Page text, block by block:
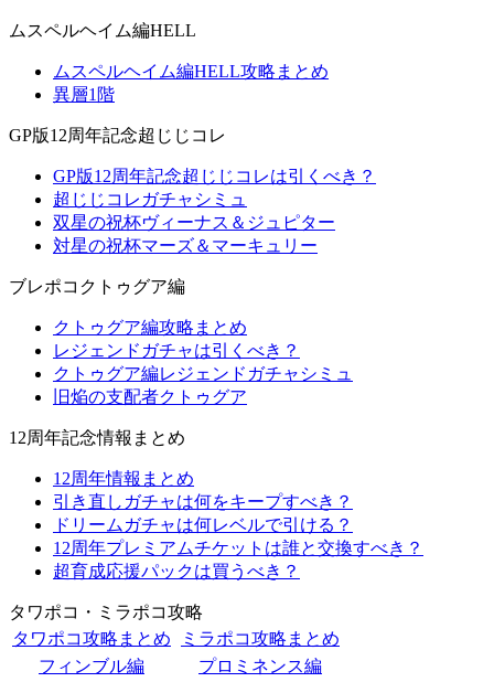
ムスペルヘイム編HELL
ムスペルヘイム編HELL攻略まとめ
異層1階
GP版12周年記念超じじコレ
GP版12周年記念超じじコレは引くべき？
超じじコレガチャシミュ
双星の祝杯ヴィーナス＆ジュピター
対星の祝杯マーズ＆マーキュリー
ブレポコクトゥグア編
クトゥグア編攻略まとめ
レジェンドガチャは引くべき？
クトゥグア編レジェンドガチャシミュ
旧焔の支配者クトゥグア
12周年記念情報まとめ
12周年情報まとめ
引き直しガチャは何をキープすべき？
ドリームガチャは何レベルで引ける？
12周年プレミアムチケットは誰と交換すべき？
超育成応援パックは買うべき？
タワポコ・ミラポコ攻略
タワポコ攻略まとめ
ミラポコ攻略まとめ
フィンブル編
プロミネンス編